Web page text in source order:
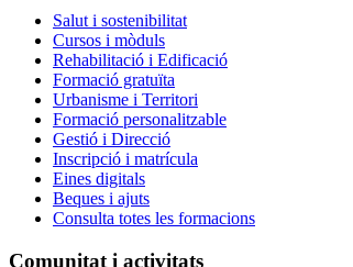
Salut i sostenibilitat
Cursos i mòduls
Rehabilitació i Edificació
Formació gratuïta
Urbanisme i Territori
Formació personalitzable
Gestió i Direcció
Inscripció i matrícula
Eines digitals
Beques i ajuts
Consulta totes les formacions
Comunitat i activitats